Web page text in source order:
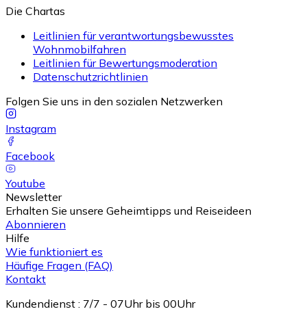
Die Chartas
Leitlinien für verantwortungsbewusstes
Wohnmobilfahren
Leitlinien für Bewertungsmoderation
Datenschutzrichtlinien
Folgen Sie uns in den sozialen Netzwerken
Instagram
Facebook
Youtube
Newsletter
Erhalten Sie unsere Geheimtipps und Reiseideen
Abonnieren
Hilfe
Wie funktioniert es
Häufige Fragen (FAQ)
Kontakt
Kundendienst : 7/7 - 07Uhr bis 00Uhr